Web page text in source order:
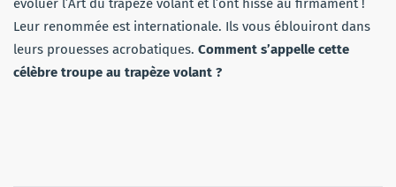
évoluer l’Art du trapèze volant et l’ont hissé au firmament !
Leur renommée est internationale. Ils vous éblouiront dans
leurs prouesses acrobatiques. Comment s’appelle cette
célèbre troupe au trapèze volant ?